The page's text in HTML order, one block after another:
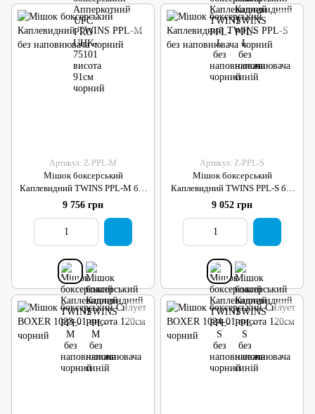
Артикул: Z-PPL-M
Мішок боксерський
Каплевидний TWINS PPL-M без
наповнювача чорний
9 756 грн
Артикул: Z-PPL-S
Мішок боксерський
Каплевидний TWINS PPL-S без
наповнювача чорний
9 052 грн